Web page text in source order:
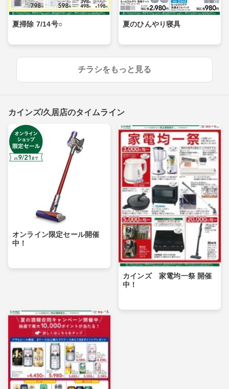
夏掃除 7/14号○ 夏のひんやり寝具
チラシをもっと見る
カインズ/久居店のタイムライン
オンライン限定セール開催
中！
カインズ 家電均一祭 開催
中！